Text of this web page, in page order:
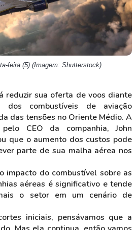
feira (5) (Imagem: Shutterstock)
reduzir sua oferta de voos diante
combustíveis de aviação
das tensões no Oriente Médio. A
CEO da companhia, John
que o aumento dos custos pode
parte de sua malha aérea nos
impacto do combustível sobre as
aéreas é significativo e tende
o setor em um cenário de
iniciais, pensávamos que a